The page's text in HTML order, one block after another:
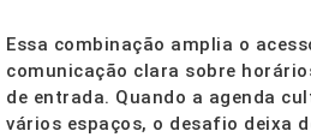
Essa combinação amplia o
comunicação clara sobre
de entrada. Quando a agenda
vários espaços, o desafio deixa